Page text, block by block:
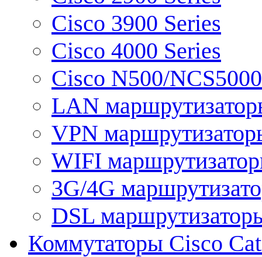
Cisco 3900 Series
Cisco 4000 Series
Cisco N500/
LAN
VPN
WIFI
3G/4G
DSL
Коммутаторы Cisco